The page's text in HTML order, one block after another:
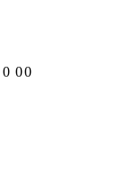
0 00